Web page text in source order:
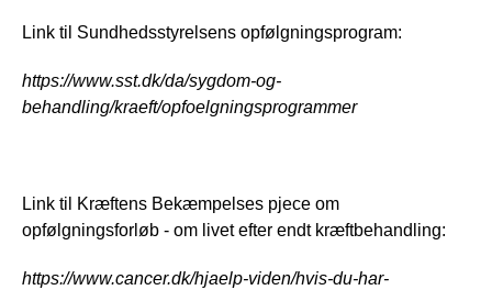
Link til Sundhedsstyrelsens opfølgningsprogram:
https://www.sst.dk/da/sygdom-og-
behandling/kraeft/opfoelgningsprogrammer
Link til Kræftens Bekæmpelses pjece om
opfølgningsforløb - om livet efter endt kræftbehandling:
https://www.cancer.dk/hjaelp-viden/hvis-du-har-